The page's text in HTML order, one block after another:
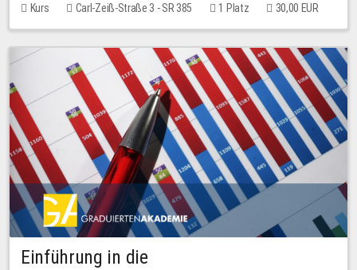
Kurs Carl-Zeiß-Straße 3 - SR 385 1 Platz 30,00 EUR
Einführung in die